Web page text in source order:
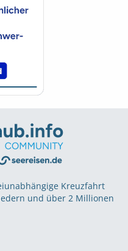
Kreuzfahrt
und über 2 Millionen